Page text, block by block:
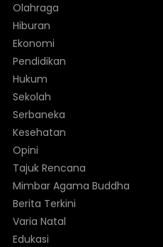
Olahraga
Hiburan
Ekonomi
Pendidikan
Hukum
Sekolah
Serbaneka
Kesehatan
Opini
Tajuk Rencana
Mimbar Agama Buddha
Berita Terkini
Varia Natal
Edukasi